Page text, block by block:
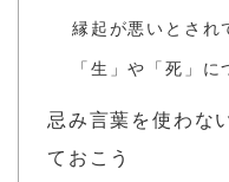
縁起が悪いとされ
「生」や「死」
忌み言葉を使わな
ておこう